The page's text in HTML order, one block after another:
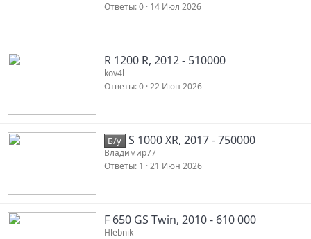
Ответы 0 14 Июл 2026
R 1200 R, 2012 - 510000
kov4l
Ответы 0 22 Июн 2026
Б/у S 1000 XR, 2017 - 750000
Владимир77
Ответы 1 21 Июн 2026
F 650 GS Twin, 2010 - 610 000
Hlebnik